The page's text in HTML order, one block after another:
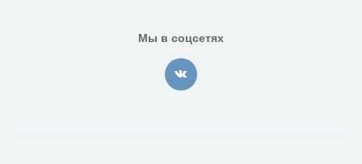
Мы в соцсетях